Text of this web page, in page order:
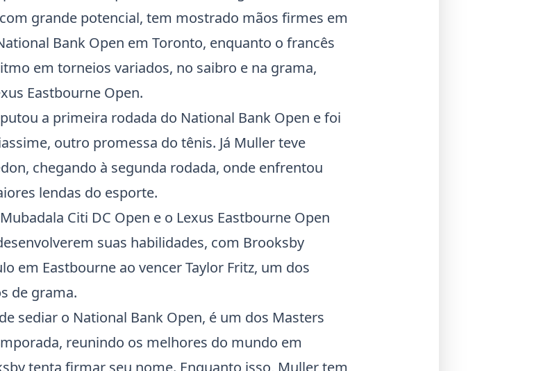
grande potencial, tem mostrado mãos firmes em
Bank Open em Toronto, enquanto o francês
em torneios variados, no saibro e na grama,
Eastbourne Open.
a primeira rodada do National Bank Open e foi
outro promessa do tênis. Já Muller teve
, chegando à segunda rodada, onde enfrentou
lendas do esporte.
Citi DC Open e o Lexus Eastbourne Open
suas habilidades, com Brooksby
em Eastbourne ao vencer Taylor Fritz, um dos
de grama.
sediar o National Bank Open, é um dos Masters
reunindo os melhores do mundo em
tenta firmar seu nome. Enquanto isso, Muller tem